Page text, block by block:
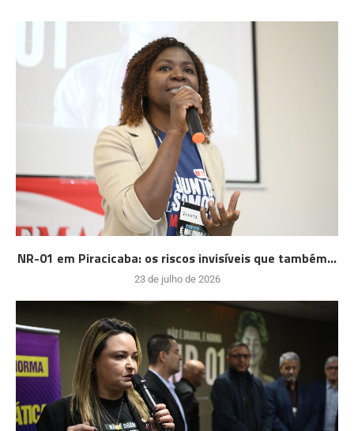
NR-01 em Piracicaba: os riscos invisíveis que também...
23 de julho de 2026